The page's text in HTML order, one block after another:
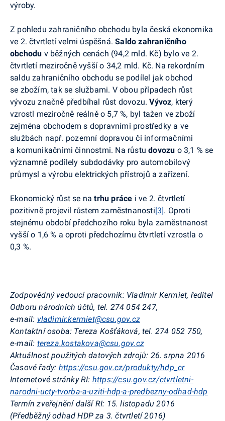
výroby.
Z pohledu zahraničního obchodu byla česká ekonomika
ve 2. čtvrtletí velmi úspěšná.Saldo zahraničního
obchodu v běžných cenách (94,2 mld. Kč) bylo ve 2.
čtvrtletí meziročně vyšší o 34,2 mld. Kč. Na rekordním
saldu zahraničního obchodu se podílel jak obchod
se zbožím, tak se službami. V obou případech růst
vývozu značně předbíhal růst dovozu.Vývoz, který
vzrostl meziročně reálně o 5,7 %, byl tažen ve zboží
zejména obchodem s dopravními prostředky a ve
službách např. pozemní dopravou či informačními
a komunikačními činnostmi. Na růstudovozu o 3,1 % se
významně podílely subdodávky pro automobilový
průmysl a výrobu elektrických přístrojů a zařízení.
Ekonomický růst se natrhu práce i ve 2. čtvrtletí
pozitivně projevil růstem zaměstnanosti[3]. Oproti
stejnému období předchozího roku byla zaměstnanost
vyšší o 1,6 % a oproti předchozímu čtvrtletí vzrostla o
0,3 %.
Zodpovědný vedoucí pracovník: Vladimír Kermiet, ředitel
Odboru národních účtů, tel. 274 054 247,
e‑mail: vladimir.kermiet@csu.gov.cz
Kontaktní osoba: Tereza Košťáková, tel. 274 052 750,
e‑mail: tereza.kostakova@csu.gov.cz
Aktuálnost použitých datových zdrojů: 26. srpna 2016
Časové řady: https://csu.gov.cz/produkty/hdp_cr
Internetové stránky RI: https://csu.gov.cz/ctvrtletni-
narodni-ucty-tvorba-a-uziti-hdp-a-predbezny-odhad-hdp
Termín zveřejnění další RI: 15. listopadu 2016
(Předběžný odhad HDP za 3. čtvrtletí 2016)